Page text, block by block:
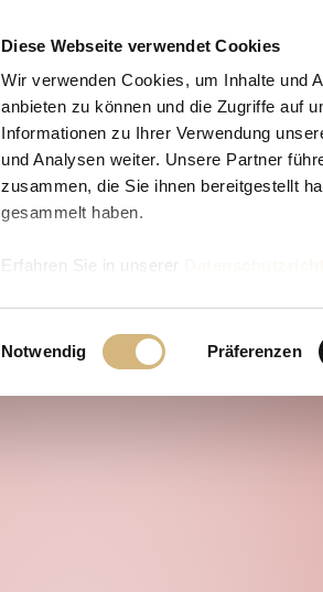
Diese Webseite verwendet Cookies
Wir verwenden Cookies, um Inhalte und
anbieten zu können und die Zugriffe auf
Informationen zu Ihrer Verwendung
und Analysen weiter. Unsere Partner
zusammen, die Sie ihnen bereitgestellt
gesammelt haben.
Erfahren Sie in unserer
Einwilligungsauswahl
Notwendig Präferenzen